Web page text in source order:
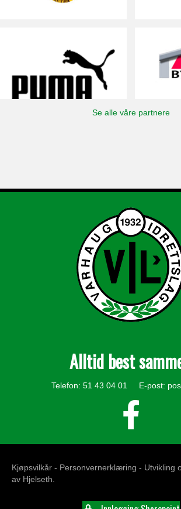
Se alle våre partnere
Alltid best
Telefon: 51 43 04 01 E-post:
Kjøpsvilkår - Personvernerklæring - Utvikling
av Hjelseth